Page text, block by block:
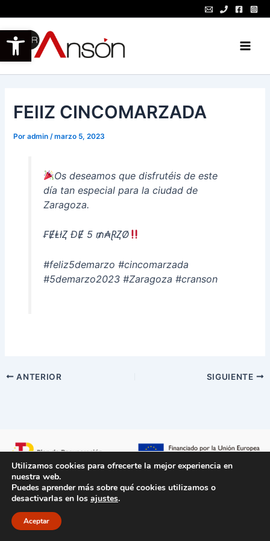
Abrir barra de herramientas
al
contenido
FElIZ CINCOMARZADA
Poradmin /marzo 5, 2023
Os deseamos que disfrutéis de este
día tan especial para la ciudad de
Zaragoza.
₣ɆⱠłⱫ ĐɆ 5 ₥₳ⱤⱫØ
#feliz5demarzo #cincomarzada
#5demarzo2023 #Zaragoza #cranson
ANTERIOR SIGUIENTE
Aviso Legal /Políticas de Privacidad
Utilizamos cookies para ofrecerte la mejor experiencia en
nuestra web.
Puedes aprender más sobre qué cookies utilizamos o
desactivarlas en los ajustes.
Aceptar